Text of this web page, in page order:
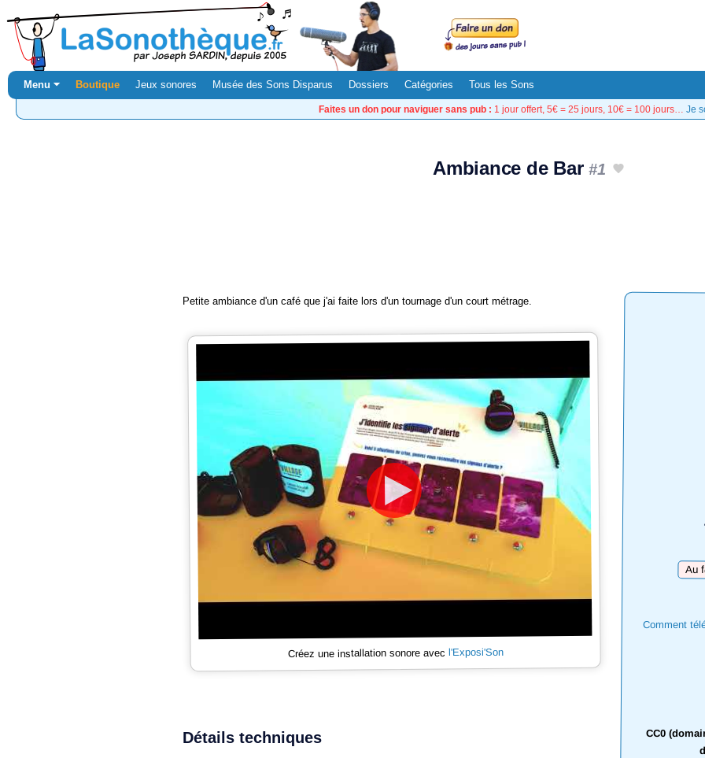
Menu ⏷ Boutique Jeux sonores Musée des Sons Disparus Dossiers Catégories Tous les Sons
Faites un don pour naviguer sans pub : 1 jour offert, 5€ = 25 jours, 10€ = 100 jours… Je
Ambiance de Bar#1
Comment
CC0
Petite ambiance d'un café que j'ai faite lors d'un tournage d'un court métrage.
Créez une installation sonore avec l'Exposi'Son
Détails techniques